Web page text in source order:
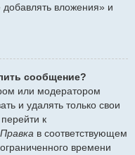
вложения» и
сообщение?
или модератором
и удалять только свои
к
Правка в соответствующем
времени